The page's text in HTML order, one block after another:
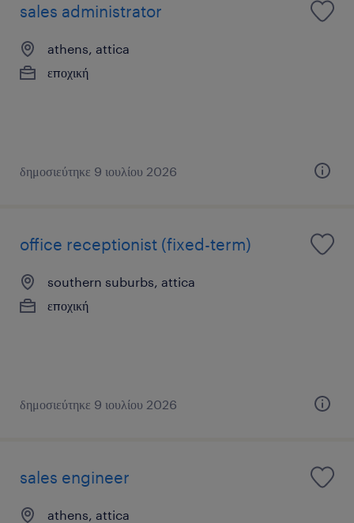
sales administrator
athens, attica
εποχική
δημοσιεύτηκε 9 ιουλίου 2026
office receptionist (fixed-term)
southern suburbs, attica
εποχική
δημοσιεύτηκε 9 ιουλίου 2026
sales engineer
athens, attica